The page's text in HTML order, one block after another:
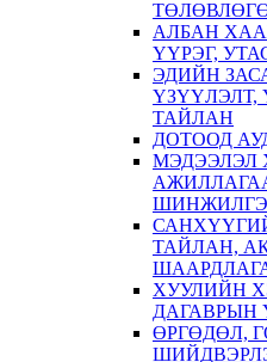
АЛБАН
ҮҮРЭГ,
ЭДИЙН
ТАЙЛАН
ДОТООД
МЭДЭЭЛЭЛ
ТАЙЛАН,
ХУУЛИЙН
ДАГАВРЫН
ӨРГӨДӨЛ,